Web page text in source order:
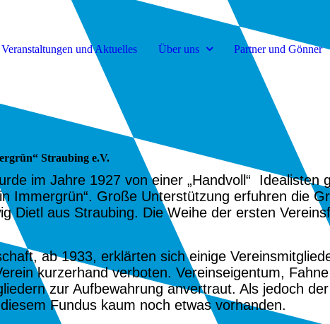
Veranstaltungen und Aktuelles Über uns Partner und Gönner
Straubing e.V.
im Jahre 1927 von einer „Handvoll“ Idealisten
Immergrün“. Große Unterstützung erfuhren die
Dietl aus Straubing. Die Weihe der ersten
ab1933, erklärten sich einige
kurzerhand verboten. Vereinseigentum,
zur Aufbewahrung anvertraut. Als jedoch
Fundus kaum noch etwas vorhanden.